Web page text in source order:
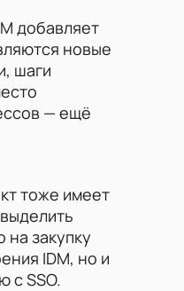
добавляет
новые
шаги
— ещё
тоже имеет
закупку
IDM, но и
с SSO.